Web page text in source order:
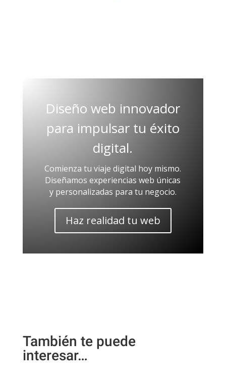
Diseño web innovador
para impulsar tu éxito
digital.
Comienza tu viaje digital hoy mismo.
Diseñamos experiencias web únicas
y personalizadas para tu negocio.
Haz realidad tu web
También te puede
interesar…